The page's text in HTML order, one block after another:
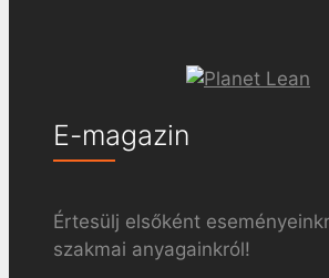
E-magazin
Értesülj elsőként
szakmai anyagainkról!